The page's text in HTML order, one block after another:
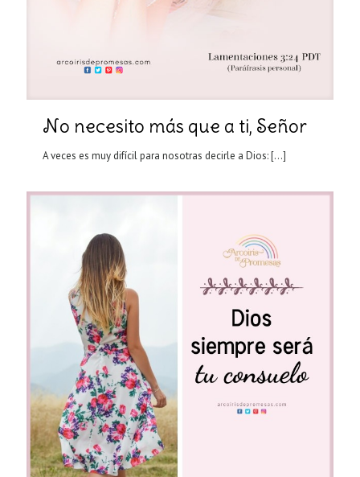
No necesito más que a ti, Señor
A veces es muy difícil para nosotras decirle a Dios:[…]